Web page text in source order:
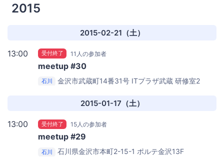
2015
2015-02-21（土）
13:00 受付終了 11人の参加者
meetup #30
石川 金沢市武蔵町14番31号 ITプラザ武蔵 研修室2
2015-01-17（土）
13:00 受付終了 15人の参加者
meetup #29
石川
石川県金沢市本町2-15-1 ポルテ金沢13F